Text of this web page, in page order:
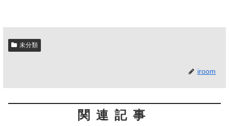
未分類
iroom
関連記事